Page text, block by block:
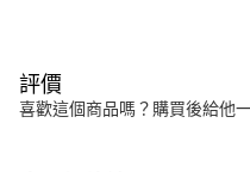
評價
喜歡這個商品嗎？購買後給他